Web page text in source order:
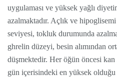
uygulaması ve yüksek yağlı
azalmaktadır. Açlık ve
seviyesi, tokluk durumunda
ghrelin düzeyi, besin alımından
düşmektedir. Her öğün öncesi
gün içerisindeki en yüksek